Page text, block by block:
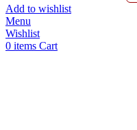
บล็อก
ด้าม
สั้น
Add to wishlist
Menu
Wishlist
0 items Cart